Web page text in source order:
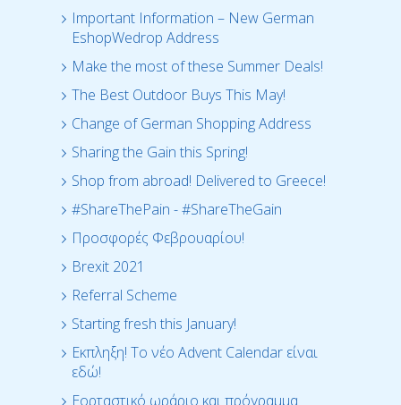
Important Information – New German
EshopWedrop Address
Make the most of these Summer Deals!
The Best Outdoor Buys This May!
Change of German Shopping Address
Sharing the Gain this Spring!
Shop from abroad! Delivered to Greece!
#ShareThePain - #ShareTheGain
Προσφορές Φεβρουαρίου!
Brexit 2021
Referral Scheme
Starting fresh this January!
Εκπληξη! Το νέο Advent Calendar είναι
εδώ!
Εορταστικό ωράριο και πρόγραμμα